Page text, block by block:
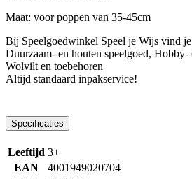
Maat: voor poppen van 35-45cm
Bij Speelgoedwinkel Speel je Wijs vind je
Duurzaam- en houten speelgoed, Hobby-
Wolvilt en toebehoren
Altijd standaard inpakservice!
Specificaties
Leeftijd 3+
EAN
4001949020704